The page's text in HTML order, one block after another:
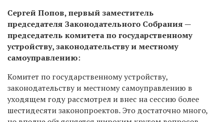
Сергей Попов, первый заместитель
председателя Законодательного Собрания —
председатель комитета по государственному
устройству, законодательству и местному
самоуправлению:
Комитет по государственному устройству,
законодательству и местному самоуправлению в
уходящем году рассмотрел и внес на сессию более
шестидесяти законопроектов. Это достаточно много,